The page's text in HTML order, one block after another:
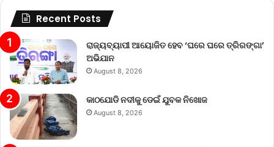
Recent Posts
ରାଜ୍ୟବ୍ୟାପୀ ଆୟୋଜିତ ହେବ ‘ଘରେ ଘରେ ତ୍ରିରଙ୍ଗା’
ଅଭିଯାନ
August 8, 2026
କାଠଯୋଡି ନଦୀକୁ ଡେଇଁ ଯୁବକ ନିଖୋଜ
August 8, 2026